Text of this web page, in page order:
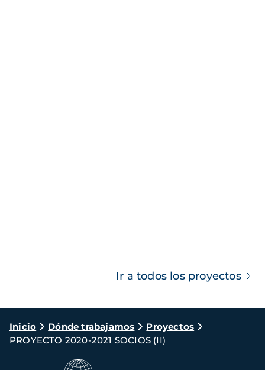
Ir a todos los proyectos
Ruta
de
navegación
Inicio Dónde trabajamos
Proyectos
PROYECTO 2020-2021 SOCIOS (II)